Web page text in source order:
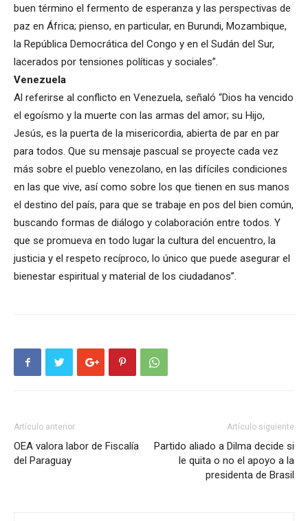
buen término el fermento de esperanza y las perspectivas de
paz en África; pienso, en particular, en Burundi, Mozambique,
la República Democrática del Congo y en el Sudán del Sur,
lacerados por tensiones políticas y sociales”.
Venezuela
Al referirse al conflicto en Venezuela, señaló “Dios ha vencido
el egoísmo y la muerte con las armas del amor; su Hijo,
Jesús, es la puerta de la misericordia, abierta de par en par
para todos. Que su mensaje pascual se proyecte cada vez
más sobre el pueblo venezolano, en las difíciles condiciones
en las que vive, así como sobre los que tienen en sus manos
el destino del país, para que se trabaje en pos del bien común,
buscando formas de diálogo y colaboración entre todos. Y
que se promueva en todo lugar la cultura del encuentro, la
justicia y el respeto recíproco, lo único que puede asegurar el
bienestar espiritual y material de los ciudadanos”.
Artículo anterior
OEA valora labor de Fiscalía
del Paraguay
Artículo siguiente
Partido aliado a Dilma decide si
le quita o no el apoyo a la
presidenta de Brasil